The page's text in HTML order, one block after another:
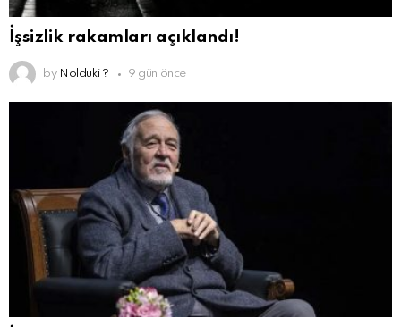
İşsizlik rakamları açıklandı!
by Nolduki ? 9 gün önce